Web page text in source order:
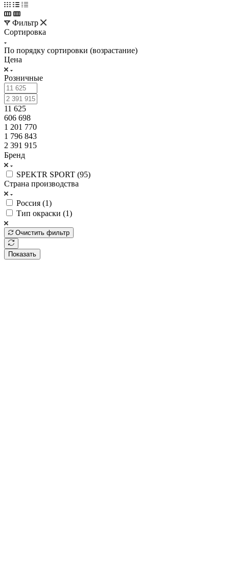
Фильтр
Сортировка
По порядку сортировки (возрастание)
Цена
Розничные
11 625
606 698
1 201 770
1 796 843
2 391 915
Бренд
SPEKTR SPORT (95)
Страна производства
Россия (1)
Тип окраски (1)
Очистить фильтр
Показать